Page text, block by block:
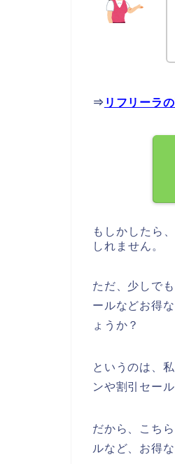
⇒ リフリーラ
もしかしたら
しれません。
ただ、少しで
ールなどお得
ょうか？
というのは、
ンや割引セー
だから、こち
ルなど、お得